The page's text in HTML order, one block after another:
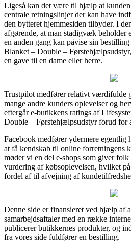
Ligeså kan det være til hjælp at
centrale retningslinjer der kan have
den bytteret hjemmesiden tilbyder. I
afgørende, at man stadigvæk beholder
en anden gang kan påvise sin
Blanket – Double –
en gave til en dame eller herre.
Trustpilot medfører relativt værdifulde
mange andre kunders oplevelser og
eftergår e-butikkens ratings af
Double – Førstehjælpsudstyr forud for
Facebook medfører ydermere egentlig
at få kendskab til online forretningens
møder vi en del e-shops som giver
vurdering af købsoplevelsen, hvilket
fordel af til afvejning af
Denne side er finansieret ved hjælp af
samarbejdsaftaler med en række
publicerer butikkernes produkter, og
fra vores side fuldfører en bestilling.